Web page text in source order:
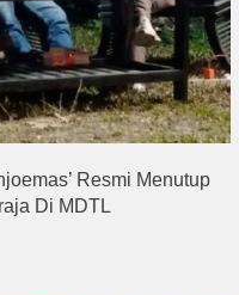
Resmi Menutup
Di MDTL